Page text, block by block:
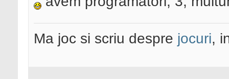
Ma joc si scriu despre jocuri,